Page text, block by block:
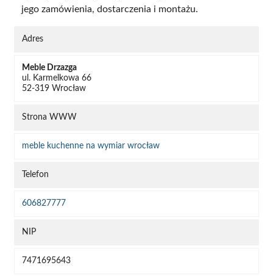
jego zamówienia, dostarczenia i montażu.
Adres
Meble Drzazga
ul. Karmelkowa 66
52-319 Wrocław
Strona WWW
meble kuchenne na wymiar wrocław
Telefon
606827777
NIP
7471695643